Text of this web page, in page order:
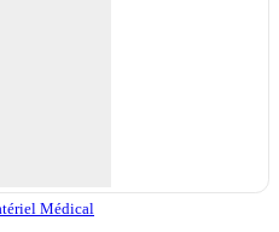
Médical